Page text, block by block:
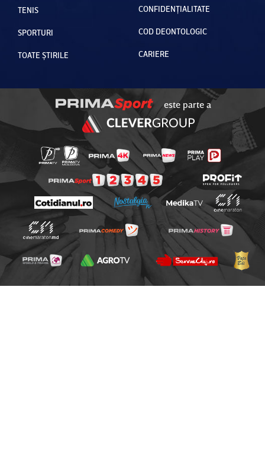
TENIS
SPORTURI
TOATE ȘTIRILE
CONFIDENȚIALITATE
COD DEONTOLOGIC
CARIERE
este parte a